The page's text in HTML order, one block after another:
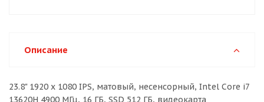
Описание
23.8" 1920 x 1080 IPS, матовый, несенсорный, Intel Core i7
13620H 4900 МГц, 16 ГБ, SSD 512 ГБ, видеокарта